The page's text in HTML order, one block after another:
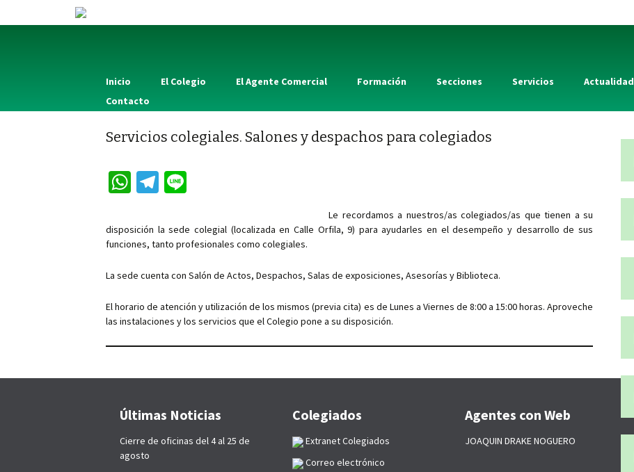
Inicio El Colegio El Agente Comercial Formación Secciones Servicios Actualidad
Contacto
Servicios colegiales. Salones y despachos para colegiados
W
at
sA
p
Te
gr
a
m
e
Le recordamos a nuestros/as colegiados/as que tienen a su
disposición la sede colegial (localizada en Calle Orfila, 9) para ayudarles en el desempeño y desarrollo de sus
funciones, tanto profesionales como colegiales.
La sede cuenta con Salón de Actos, Despachos, Salas de exposiciones, Asesorías y Biblioteca.
El horario de atención y utilización de los mismos (previa cita) es de Lunes a Viernes de 8:00 a 15:00 horas. Aproveche
las instalaciones y los servicios que el Colegio pone a su disposición.
Últimas Noticias
Cierre de oficinas del 4 al 25 de
agosto
Colegiados
Extranet Colegiados
Correo electrónico
Agentes con Web
JOAQUIN DRAKE NOGUERO